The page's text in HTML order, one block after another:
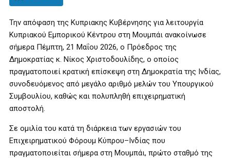
Την απόφαση της Κυπριακης Κυβέρνησης για λειτουργία
Κυπριακού Εμπορικού Κέντρου στη Μουμπάι ανακοίνωσε
σήμερα Πέμπτη, 21 Μαΐου 2026, ο Πρόεδρος της
Δημοκρατίας κ. Νίκος Χριστοδουλίδης, ο οποίος
πραγματοποιεί κρατική επίσκεψη στη Δημοκρατία της Ινδίας,
συνοδευόμενος από μεγάλο αριθμό μελών του Υπουργικού
Συμβουλίου, καθώς και πολυπληθή επιχειρηματική
αποστολή.
Σε ομιλία του κατά τη διάρκεια των εργασιών του
Επιχειρηματικού Φόρουμ Κύπρου–Ινδίας που
πραγματοποιείται σήμερα στη Μουμπάι, πρώτο σταθμό της